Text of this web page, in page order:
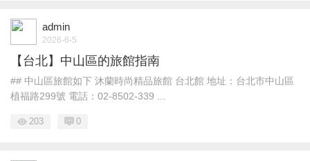
admin
2026-6-5
【台北】中山區的旅館指南
## 中山區旅館如下 沐蘭時尚精品旅館 台北館 地址：台北市中山區
植福路299號 電話：02-8502-339 ...
203 0